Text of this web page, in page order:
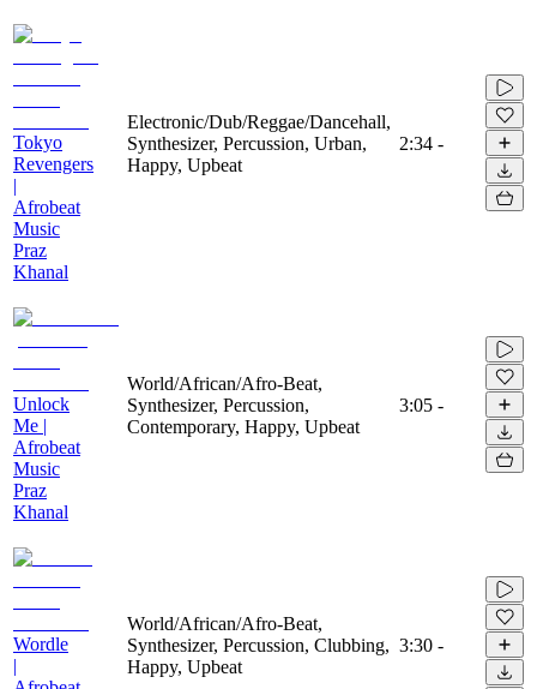
Tokyo
Revengers
|
Afrobeat
Music
Praz
Khanal
Electronic/Dub/Reggae/Dancehall,
Synthesizer, Percussion, Urban,
Happy, Upbeat
2:34 -
Unlock
Me |
Afrobeat
Music
Praz
Khanal
World/African/Afro-Beat,
Synthesizer, Percussion,
Contemporary, Happy, Upbeat
3:05 -
Wordle
|
World/African/Afro-Beat,
Synthesizer, Percussion, Clubbing,
Happy, Upbeat
3:30 -